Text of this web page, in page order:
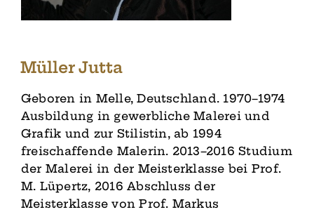
Müller Jutta
Geboren in Melle, Deutschland. 1970–1974
Ausbildung in gewerbliche Malerei und
Grafik und zur Stilistin, ab 1994
freischaffende Malerin. 2013–2016 Studium
der Malerei in der Meisterklasse bei Prof.
M. Lüpertz, 2016 Abschluss der
Meisterklasse von Prof. Markus